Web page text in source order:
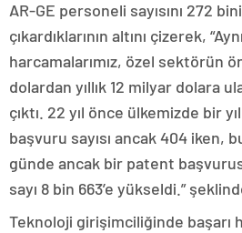
AR-GE personeli sayısını 272
çıkardıklarının altını çizerek,
harcamalarımız, özel sektörün
dolardan yıllık 12 milyar dolara
çıktı. 22 yıl önce ülkemizde bir
başvuru sayısı ancak 404 iken,
günde ancak bir patent
sayı 8 bin 663’e yükseldi.”
Teknoloji girişimciliğinde başarı